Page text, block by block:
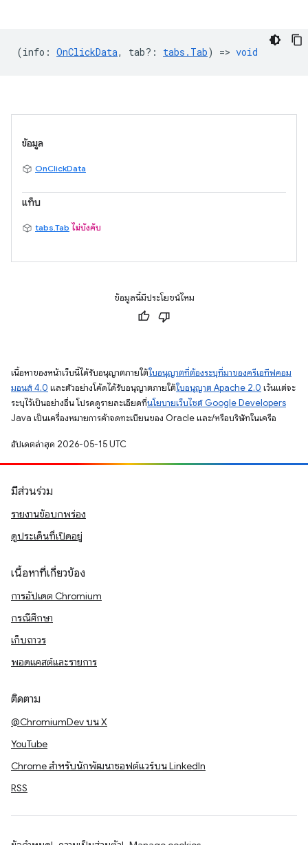
(info : OnClickData, tab? : tabs.Tab) => void
ข้อมูล
OnClickData
แท็บ
tabs.Tab ไม่บังคับ
ข้อมูลนี้มีประโยชน์ไหม
เนื้อหาของหน้าเว็บนี้ได้รับอนุญาตภายใต้ใบอนุญาตที่ต้องระบุที่มาของครีเอทีฟคอม
มอนส์ 4.0 และตัวอย่างโค้ดได้รับอนุญาตภายใต้ใบอนุญาต Apache 2.0 เว้นแต่จะ
ระบุไว้เป็นอย่างอื่น โปรดดูรายละเอียดที่นโยบายเว็บไซต์ Google Developers
Java เป็นเครื่องหมายการค้าจดทะเบียนของ Oracle และ/หรือบริษัทในเครือ
อัปเดตล่าสุด 2026-05-15 UTC
มีส่วนร่วม
รายงานข้อบกพร่อง
ดูประเด็นที่เปิดอยู่
เนื้อหาที่เกี่ยวข้อง
การอัปเดต Chromium
กรณีศึกษา
เก็บถาวร
พอดแคสต์และรายการ
ติดตาม
@ChromiumDev บน X
YouTube
Chrome สำหรับนักพัฒนาซอฟต์แวร์บน LinkedIn
RSS